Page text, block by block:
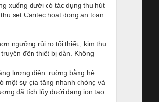
xuống dưới có tác dụng thu hút
sét Caritec hoạt động an toàn.
ngưỡng rủi ro tối thiểu, kim thu
đến thiết bị dẫn. Không
lượng điện truờng bằng hệ
một sự gia tăng nhanh chóng và
đã tích lũy dưới dạng ion tạo